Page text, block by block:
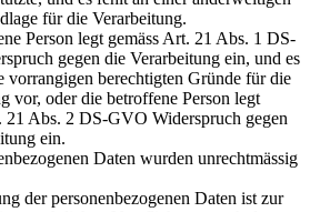
für die Verarbeitung.
Person legt gemäss Art. 21 Abs. 1 DS-
gegen die Verarbeitung ein, und es
vorrangigen berechtigten Gründe für die
vor, oder die betroffene Person legt
21 Abs. 2 DS-GVO Widerspruch gegen
ein.
Daten wurden unrechtmässig
der personenbezogenen Daten ist zur